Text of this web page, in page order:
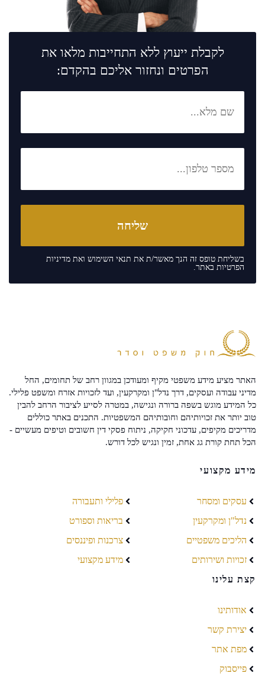
לקבלת ייעוץ ללא התחייבות מלאו את
הפרטים ונחזור אליכם בהקדם:
בשליחת טופס זה הנך מאשר/ת את תנאי השימוש ואת מדיניות
הפרטיות באתר.
האתר מציע מידע משפטי מקיף ומעודכן במגוון רחב של תחומים, החל
מדיני עבודה ועסקים, דרך נדל"ן ומקרקעין, ועד לזכויות אזרח ומשפט פלילי.
כל המידע מוגש בשפה ברורה ונגישה, במטרה לסייע לציבור הרחב להבין
טוב יותר את זכויותיהם וחובותיהם המשפטיות. התכנים באתר כוללים
מדריכים מקיפים, עדכוני חקיקה, ניתוח פסקי דין חשובים וטיפים מעשיים -
הכל תחת קורת גג אחת, זמין ונגיש לכל דורש.
מידע מקצועי
עסקים ומסחר
נדל"ן ומקרקעין
הליכים משפטיים
זכויות ושירותים
פלילי ותעבורה
בריאות וספורט
צרכנות ופיננסים
מידע מקצועי
קצת עלינו
אודותינו
יצירת קשר
מפת אתר
פייסבוק